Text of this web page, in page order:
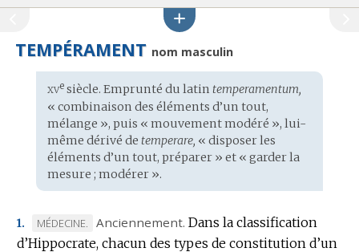
TEMPÉRAMENT nom masculin
Étymologie
:
xvesiècle. Emprunté du latin temperamentum,
« combinaison des éléments d’un tout,
mélange », puis « mouvement modéré », lui-
même dérivé de temperare, « disposer les
éléments d’un tout, préparer » et « garder la
mesure ; modérer ».
1.
MARQUE
DE
MÉDECINE. Anciennement. Dans la classification
d’Hippocrate, chacun des types de constitution d’un